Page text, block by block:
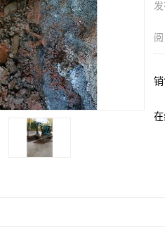
发
阅
销
在